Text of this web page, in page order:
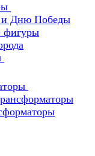
и Дню Победы
фигуры